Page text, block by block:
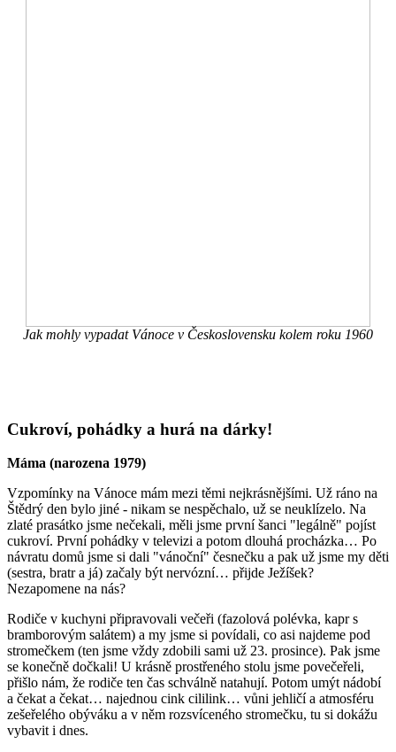
Jak mohly vypadat Vánoce v Československu kolem roku 1960
Cukroví, pohádky a hurá na dárky!
Máma (narozena 1979)
Vzpomínky na Vánoce mám mezi těmi nejkrásnějšími. Už ráno na
Štědrý den bylo jiné - nikam se nespěchalo, už se neuklízelo. Na
zlaté prasátko jsme nečekali, měli jsme první šanci "legálně" pojíst
cukroví. První pohádky v televizi a potom dlouhá procházka… Po
návratu domů jsme si dali "vánoční" česnečku a pak už jsme my děti
(sestra, bratr a já) začaly být nervózní… přijde Ježíšek?
Nezapomene na nás?
Rodiče v kuchyni připravovali večeři (fazolová polévka, kapr s
bramborovým salátem) a my jsme si povídali, co asi najdeme pod
stromečkem (ten jsme vždy zdobili sami už 23. prosince). Pak jsme
se konečně dočkali! U krásně prostřeného stolu jsme povečeřeli,
přišlo nám, že rodiče ten čas schválně natahují. Potom umýt nádobí
a čekat a čekat… najednou cink cililink… vůni jehličí a atmosféru
zešeřelého obýváku a v něm rozsvíceného stromečku, tu si dokážu
vybavit i dnes.